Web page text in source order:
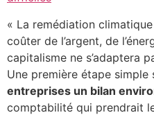
« La remédiation
coûter de l’argent, de
capitalisme ne s’adaptera
Une première étape simple
entreprises un bilan
comptabilité qui prendrait